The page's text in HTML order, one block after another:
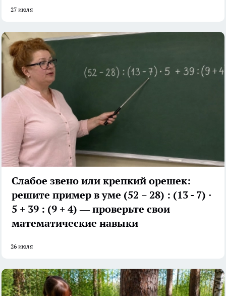
27 июля
Слабое звено или крепкий орешек:
решите пример в уме (52 − 28) : (13 - 7) ·
5 + 39 : (9 + 4) — проверьте свои
математические навыки
26 июля